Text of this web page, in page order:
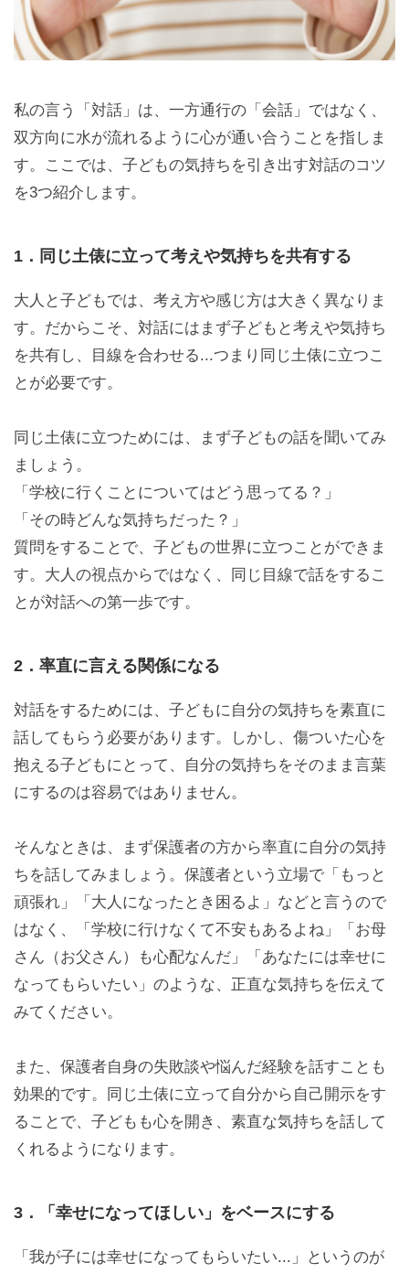
私の言う「対話」は、一方通行の「会話」ではなく、
双方向に水が流れるように心が通い合うことを指しま
す。ここでは、子どもの気持ちを引き出す対話のコツ
を3つ紹介します。
1．同じ土俵に立って考えや気持ちを共有する
大人と子どもでは、考え方や感じ方は大きく異なりま
す。だからこそ、対話にはまず子どもと考えや気持ち
を共有し、目線を合わせる...つまり同じ土俵に立つこ
とが必要です。
同じ土俵に立つためには、まず子どもの話を聞いてみ
ましょう。
「学校に行くことについてはどう思ってる？」
「その時どんな気持ちだった？」
質問をすることで、子どもの世界に立つことができま
す。大人の視点からではなく、同じ目線で話をするこ
とが対話への第一歩です。
2．率直に言える関係になる
対話をするためには、子どもに自分の気持ちを素直に
話してもらう必要があります。しかし、傷ついた心を
抱える子どもにとって、自分の気持ちをそのまま言葉
にするのは容易ではありません。
そんなときは、まず保護者の方から率直に自分の気持
ちを話してみましょう。保護者という立場で「もっと
頑張れ」「大人になったとき困るよ」などと言うので
はなく、「学校に行けなくて不安もあるよね」「お母
さん（お父さん）も心配なんだ」「あなたには幸せに
なってもらいたい」のような、正直な気持ちを伝えて
みてください。
また、保護者自身の失敗談や悩んだ経験を話すことも
効果的です。同じ土俵に立って自分から自己開示をす
ることで、子どもも心を開き、素直な気持ちを話して
くれるようになります。
3．「幸せになってほしい」をベースにする
「我が子には幸せになってもらいたい...」というのが